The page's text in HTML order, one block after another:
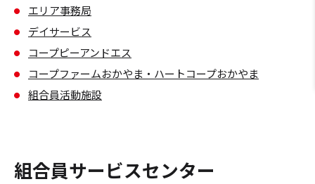
エリア事務局
デイサービス
コープピーアンドエス
コープファームおかやま・ハートコープおかやま
組合員活動施設
組合員サービスセンター